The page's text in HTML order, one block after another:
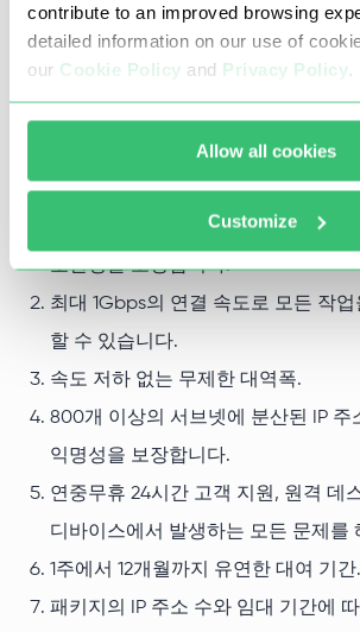
contribute to an improved browsing
detailed information on our use of
our Cookie Policy and Privacy Policy
Allow all cookies
Customize
수 있습니다. 이 패키지들은 모든 대륙
포괄적인 목록을 포함합니다. 지리적 다
HTTPS와 SOCKS5 연결 프로토콜을
고 수준의 보안, 익명성, 소프트웨어
호환성을 보장합니다.
최대 1Gbps의 연결 속도로 모든 작
할 수 있습니다.
속도 저하 없는 무제한 대역폭.
800개 이상의 서브넷에 분산된 IP 주
익명성을 보장합니다.
연중무휴 24시간 고객 지원, 원격 데
디바이스에서 발생하는 모든 문제를
1주에서 12개월까지 유연한 대여 기간.
패키지의 IP 주소 수와 임대 기간에